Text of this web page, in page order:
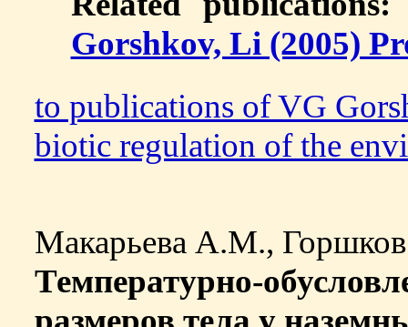
Gorshkov, Li (2005)
to publications of VG
biotic regulation of the
Макарьева А.М.,
Температурно-